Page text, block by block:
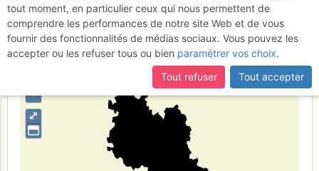
Type de région limite administrative
⤢
–
tout moment, en particulier ceux qui nous permettent de
comprendre les performances de notre site Web et de vous
fournir des fonctionnalités de médias sociaux. Vous pouvez les
accepter ou les refuser tous ou bien paramétrer vos choix.
Tout refuser
Tout accepter